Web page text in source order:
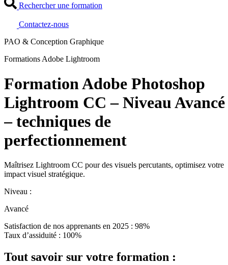
Rechercher une formation
Contactez-nous
PAO & Conception Graphique
Formations Adobe Lightroom
Formation Adobe Photoshop
Lightroom CC – Niveau Avancé
– techniques de
perfectionnement
Maîtrisez Lightroom CC pour des visuels percutants, optimisez votre
impact visuel stratégique.
Niveau :
Avancé
Satisfaction de nos apprenants en 2025 : 98%
Taux d’assiduité : 100%
Tout savoir sur votre formation :